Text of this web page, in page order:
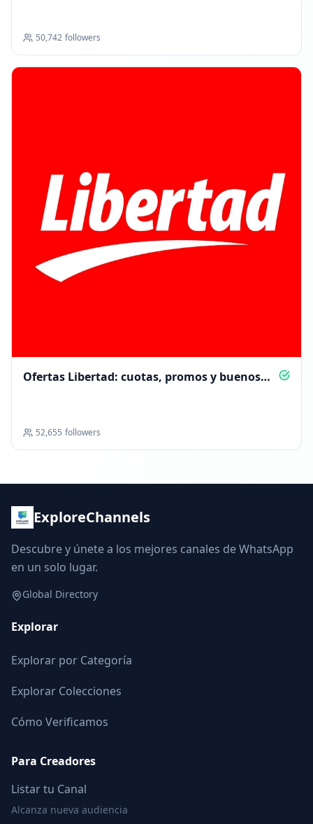
50,742 followers
Ofertas Libertad: cuotas, promos y buenos
52,655 followers
ExploreChannels
Descubre y únete a los mejores canales de WhatsApp
en un solo lugar.
Global Directory
Explorar
Explorar por Categoría
Explorar Colecciones
Cómo Verificamos
Para Creadores
Listar tu Canal
Alcanza nueva audiencia